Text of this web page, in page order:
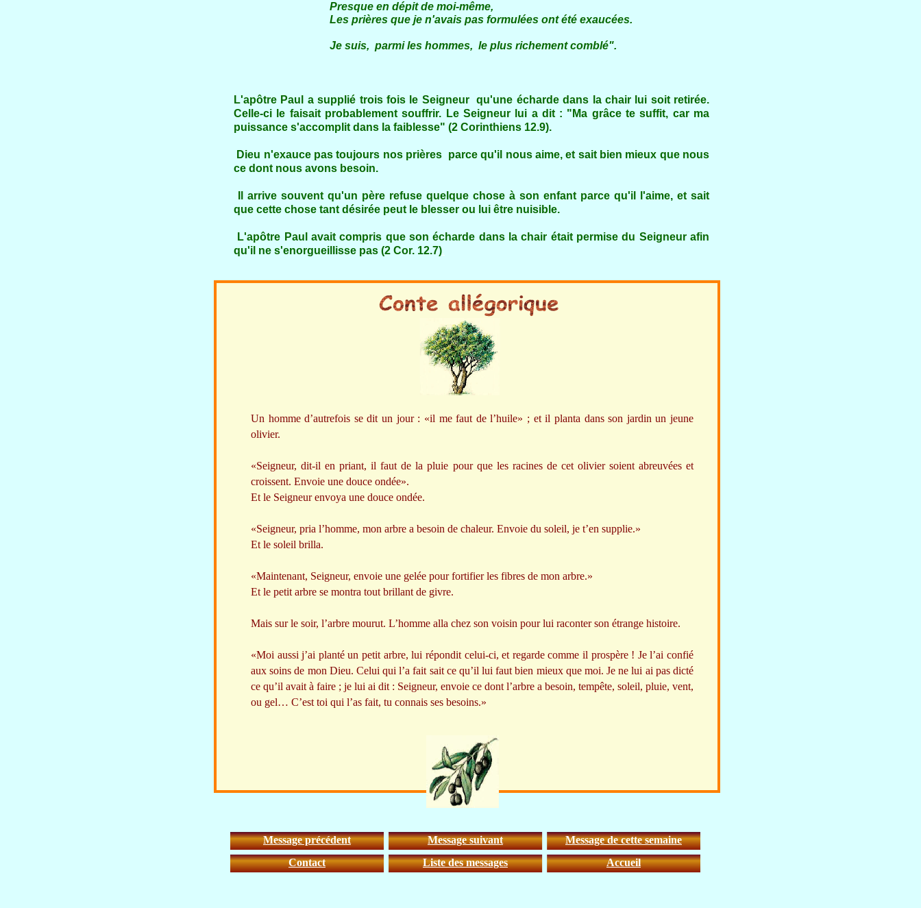
Presque en dépit de moi-même,
Les prières que je n'avais pas formulées ont été exaucées.
Je suis, parmi les hommes, le plus richement comblé".
L'apôtre Paul a supplié trois fois le Seigneur qu'une écharde dans la chair lui soit retirée.
Celle-ci le faisait probablement souffrir. Le Seigneur lui a dit : "Ma grâce te suffit, car ma
puissance s'accomplit dans la faiblesse" (2 Corinthiens 12.9).
Dieu n'exauce pas toujours nos prières parce qu'il nous aime, et sait bien mieux que nous
ce dont nous avons besoin.
Il arrive souvent qu'un père refuse quelque chose à son enfant parce qu'il l'aime, et sait
que cette chose tant désirée peut le blesser ou lui être nuisible.
L'apôtre Paul avait compris que son écharde dans la chair était permise du Seigneur afin
qu'il ne s'enorgueillisse pas (2 Cor. 12.7).
Un homme d’autrefois se dit un jour : «il me faut de l’huile» ; et il planta dans son jardin un jeune
olivier.
«Seigneur, dit-il en priant, il faut de la pluie pour que les racines de cet olivier soient abreuvées et
croissent. Envoie une douce ondée».
Et le Seigneur envoya une douce ondée.
«Seigneur, pria l’homme, mon arbre a besoin de chaleur. Envoie du soleil, je t’en supplie.»
Et le soleil brilla.
«Maintenant, Seigneur, envoie une gelée pour fortifier les fibres de mon arbre.»
Et le petit arbre se montra tout brillant de givre.
Mais sur le soir, l’arbre mourut. L’homme alla chez son voisin pour lui raconter son étrange histoire.
«Moi aussi j’ai planté un petit arbre, lui répondit celui-ci, et regarde comme il prospère ! Je l’ai confié
aux soins de mon Dieu. Celui qui l’a fait sait ce qu’il lui faut bien mieux que moi. Je ne lui ai pas dicté
ce qu’il avait à faire ; je lui ai dit : Seigneur, envoie ce dont l’arbre a besoin, tempête, soleil, pluie, vent,
ou gel… C’est toi qui l’as fait, tu connais ses besoins.»
Message précédent Message suivant
Message de cette semaine
Contact
Liste des messages Accueil